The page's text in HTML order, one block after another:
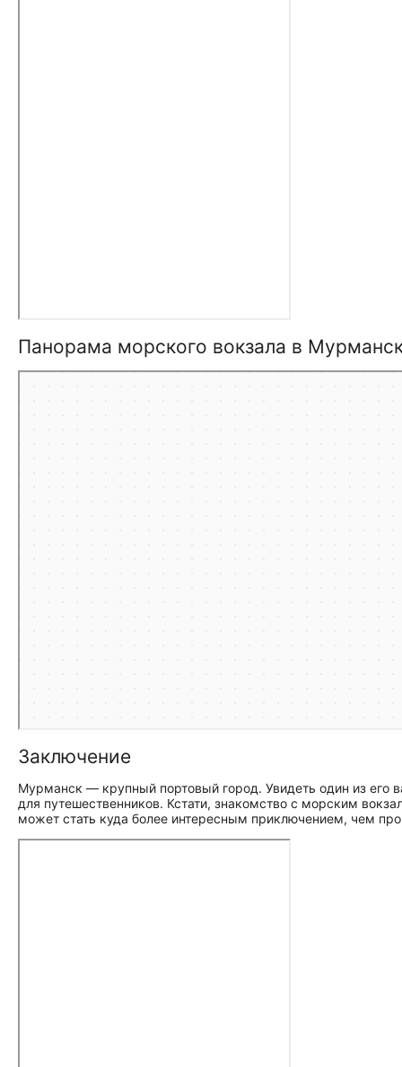
Панорама морского вокзала в
Заключение
Мурманск — крупный портовый город. Увидеть один из его
для путешественников. Кстати, знакомство с морским
может стать куда более интересным приключением, чем